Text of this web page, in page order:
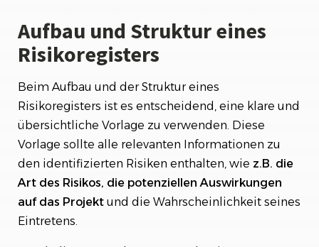
Aufbau und Struktur eines
Risikoregisters
Beim Aufbau und der Struktur eines
Risikoregisters ist es entscheidend, eine klare und
übersichtliche Vorlage zu verwenden. Diese
Vorlage sollte alle relevanten Informationen zu
den identifizierten Risiken enthalten, wie z.B. die
Art des Risikos, die potenziellen Auswirkungen
auf das Projekt und die Wahrscheinlichkeit seines
Eintretens.